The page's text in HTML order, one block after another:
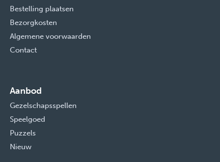
Bestelling plaatsen
Bezorgkosten
Algemene voorwaarden
Contact
Aanbod
Gezelschapsspellen
Speelgoed
Puzzels
Nieuw